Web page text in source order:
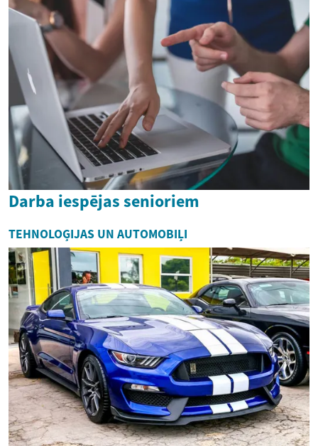
Darba iespējas senioriem
TEHNOLOĢIJAS UN AUTOMOBIĻI